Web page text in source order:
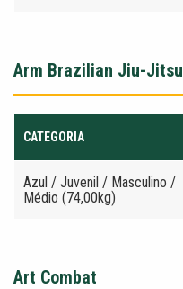
Arm Brazilian Jiu-Jitsu
CATEGORIA
Azul / Juvenil / Masculino /
Médio (74,00kg)
Art Combat